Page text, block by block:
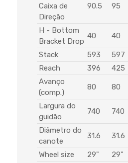
Caixa de
Direção
90.5 95
H - Bottom
Bracket Drop
40 40
Stack 593 597
Reach
396 425
Avanço
(comp.)
80 80
Largura do
guidão
740 740
Diâmetro do
canote
31.6 31.6
Wheel size 29" 29"